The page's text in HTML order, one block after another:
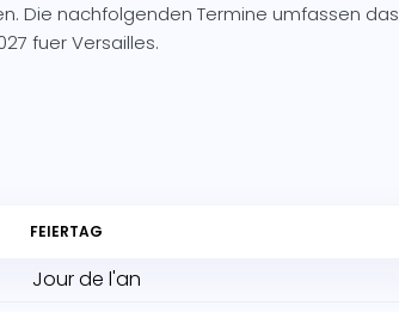
Die nachfolgenden Termine umfassen das
fuer Versailles.
FEIERTAG
Jour de l'an